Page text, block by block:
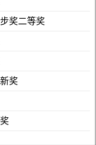
奖二等奖
奖